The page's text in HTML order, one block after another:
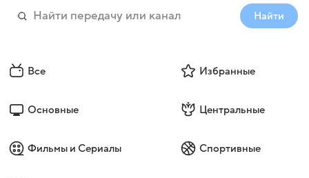
Найти
Все Избранные
Основные Центральные
Фильмы и Сериалы Спортивные